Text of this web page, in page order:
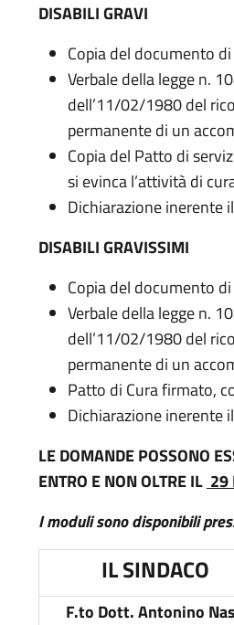
DISABILI GRAVI
Copia del documento
Verbale della legge n.
dell’11/02/1980 del
permanente di un
Copia del Patto di
si evinca l’attività di
Dichiarazione inerente
DISABILI GRAVISSIMI
Copia del documento
Verbale della legge n.
dell’11/02/1980 del
permanente di un
Patto di Cura firmato,
Dichiarazione inerente
LE DOMANDE POSSONO
ENTRO E NON OLTRE IL 29
I moduli sono disponibili
IL SINDACO
F.to Dott. Antonino